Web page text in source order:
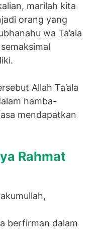
marilah kita
orang yang
wa Ta’ala
Allah Ta’ala
hamba-
mendapatkan
Rahmat
berfirman dalam